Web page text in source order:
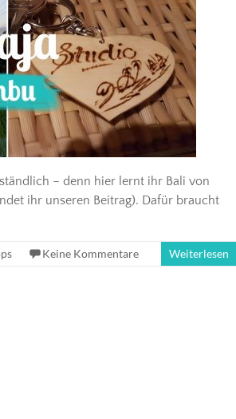
– denn hier lernt ihr Bali von
ihr unseren Beitrag). Dafür braucht
Keine Kommentare Weiterlesen